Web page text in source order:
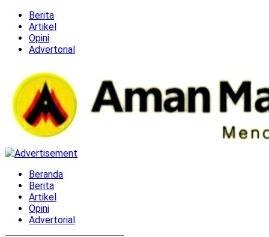
Berita
Artikel
Opini
Advertorial
Beranda
Berita
Artikel
Opini
Advertorial